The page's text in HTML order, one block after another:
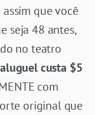
que você
seja 48 antes,
no teatro
aluguel custa $5
com
original que